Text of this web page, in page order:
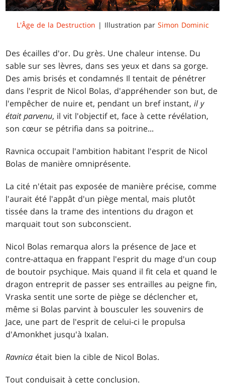
L'Âge de la Destruction | Illustration par Simon Dominic
Des écailles d'or. Du grès. Une chaleur intense. Du
sable sur ses lèvres, dans ses yeux et dans sa gorge.
Des amis brisés et condamnés Il tentait de pénétrer
dans l'esprit de Nicol Bolas, d'appréhender son but, de
l'empêcher de nuire et, pendant un bref instant,il y
était parvenu, il vit l'objectif et, face à cette révélation,
son cœur se pétrifia dans sa poitrine...
Ravnica occupait l'ambition habitant l'esprit de Nicol
Bolas de manière omniprésente.
La cité n'était pas exposée de manière précise, comme
l'aurait été l'appât d'un piège mental, mais plutôt
tissée dans la trame des intentions du dragon et
marquait tout son subconscient.
Nicol Bolas remarqua alors la présence de Jace et
contre-attaqua en frappant l'esprit du mage d'un coup
de boutoir psychique. Mais quand il fit cela et quand le
dragon entreprit de passer ses entrailles au peigne fin,
Vraska sentit une sorte de piège se déclencher et,
même si Bolas parvint à bousculer les souvenirs de
Jace, une part de l'esprit de celui-ci le propulsa
d'Amonkhet jusqu'à Ixalan.
Ravnica était bien la cible de Nicol Bolas.
Tout conduisait à cette conclusion.